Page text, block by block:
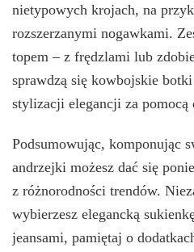
nietypowych krojach, na
rozszerzanymi nogawkami.
topem – z frędzlami lub
sprawdzą się kowbojskie
stylizacji elegancji za
Podsumowując, komponując
andrzejki możesz dać się
z różnorodności trendów.
wybierzesz elegancką
jeansami, pamiętaj o